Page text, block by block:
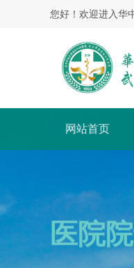
您好！欢迎进入华
网站首页
医院